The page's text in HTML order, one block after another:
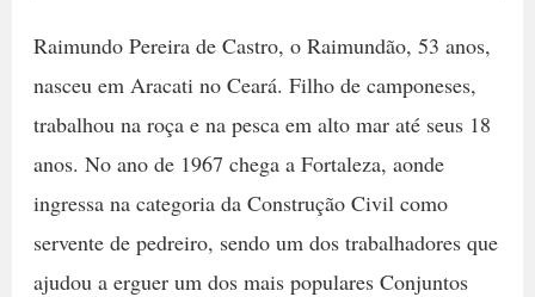
Raimundo Pereira de Castro, o Raimundão, 53 anos,
nasceu em Aracati no Ceará. Filho de camponeses,
trabalhou na roça e na pesca em alto mar até seus 18
anos. No ano de 1967 chega a Fortaleza, aonde
ingressa na categoria da Construção Civil como
servente de pedreiro, sendo um dos trabalhadores que
ajudou a erguer um dos mais populares Conjuntos